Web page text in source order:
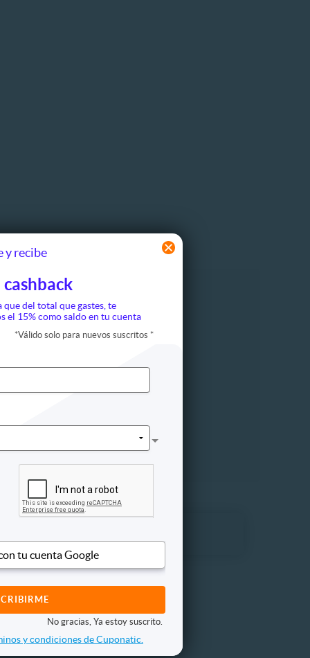
y recibe
cashback
que del total que gastes, te
el 15% como saldo en tu cuenta
*Válido solo para nuevos suscritos *
tu cuenta Google
No gracias, Ya estoy suscrito.
y condiciones de Cuponatic.
Cine